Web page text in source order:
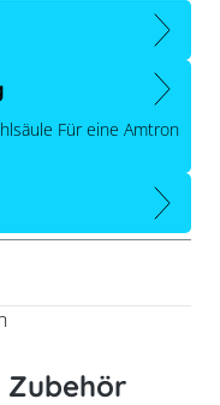
für Amtron
Für eine Amtron
Zubehör